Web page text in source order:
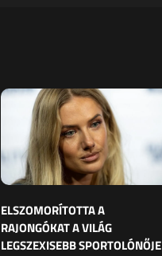
ELSZOMORÍTOTTA A
RAJONGÓKAT A VILÁG
LEGSZEXISEBB SPORTOLÓNŐJE